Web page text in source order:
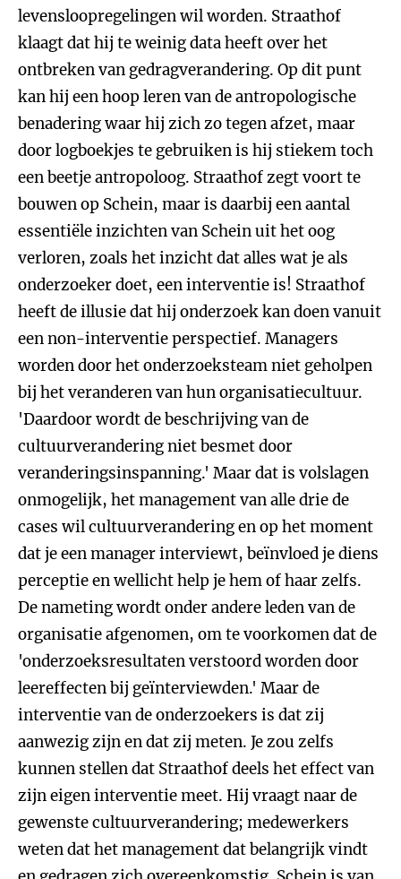
levensloopregelingen wil worden. Straathof
klaagt dat hij te weinig data heeft over het
ontbreken van gedragverandering. Op dit punt
kan hij een hoop leren van de antropologische
benadering waar hij zich zo tegen afzet, maar
door logboekjes te gebruiken is hij stiekem toch
een beetje antropoloog. Straathof zegt voort te
bouwen op Schein, maar is daarbij een aantal
essentiële inzichten van Schein uit het oog
verloren, zoals het inzicht dat alles wat je als
onderzoeker doet, een interventie is! Straathof
heeft de illusie dat hij onderzoek kan doen vanuit
een non-interventie perspectief. Managers
worden door het onderzoeksteam niet geholpen
bij het veranderen van hun organisatiecultuur.
'Daardoor wordt de beschrijving van de
cultuurverandering niet besmet door
veranderingsinspanning.' Maar dat is volslagen
onmogelijk, het management van alle drie de
cases wil cultuurverandering en op het moment
dat je een manager interviewt, beïnvloed je diens
perceptie en wellicht help je hem of haar zelfs.
De nameting wordt onder andere leden van de
organisatie afgenomen, om te voorkomen dat de
'onderzoeksresultaten verstoord worden door
leereffecten bij geïnterviewden.' Maar de
interventie van de onderzoekers is dat zij
aanwezig zijn en dat zij meten. Je zou zelfs
kunnen stellen dat Straathof deels het effect van
zijn eigen interventie meet. Hij vraagt naar de
gewenste cultuurverandering; medewerkers
weten dat het management dat belangrijk vindt